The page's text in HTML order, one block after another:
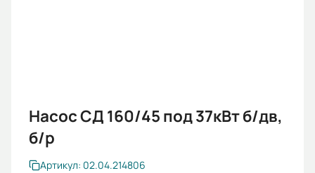
Насос СД 160/45 под 37кВт б/дв,
б/р
Артикул: 02.04.214806